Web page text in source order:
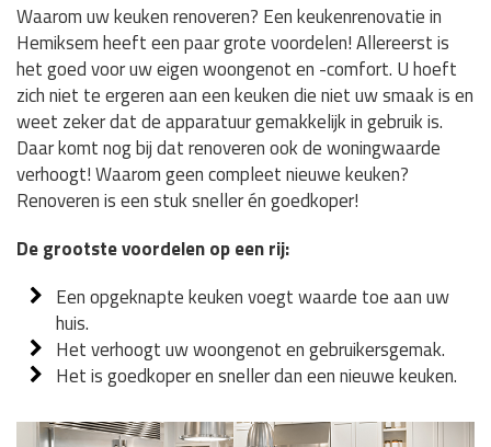
Waarom uw keuken renoveren? Een keukenrenovatie in
Hemiksem heeft een paar grote voordelen! Allereerst is
het goed voor uw eigen woongenot en -comfort. U hoeft
zich niet te ergeren aan een keuken die niet uw smaak is en
weet zeker dat de apparatuur gemakkelijk in gebruik is.
Daar komt nog bij dat renoveren ook de woningwaarde
verhoogt! Waarom geen compleet nieuwe keuken?
Renoveren is een stuk sneller én goedkoper!
De grootste voordelen op een rij:
Een opgeknapte keuken voegt waarde toe aan uw
huis.
Het verhoogt uw woongenot en gebruikersgemak.
Het is goedkoper en sneller dan een nieuwe keuken.